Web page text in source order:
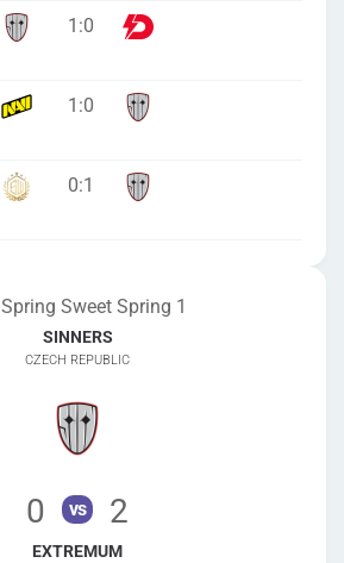
1 :0
1 :0
0:1
Spring Sweet Spring 1
SINNERS
CZECH REPUBLIC
0 vs 2
EXTREMUM